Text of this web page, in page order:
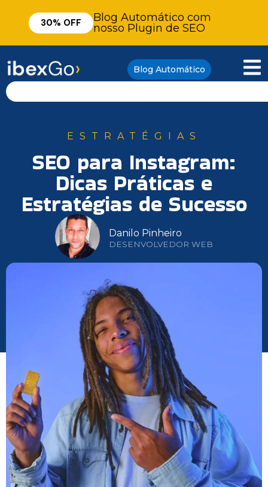
30% OFF
Blog Automático com
nosso Plugin de SEO
Blog Automático
ESTRATÉGIAS
SEO para Instagram:
Dicas Práticas e
Estratégias de Sucesso
Danilo Pinheiro
DESENVOLVEDOR WEB